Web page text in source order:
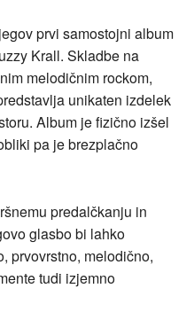
prvi samostojni album
Krall. Skladbe na
melodičnim rockom,
unikaten izdelek
Album je fizično izšel
pa je brezplačno
predalčkanju in
glasbo bi lahko
prvovrstno, melodično,
tudi izjemno